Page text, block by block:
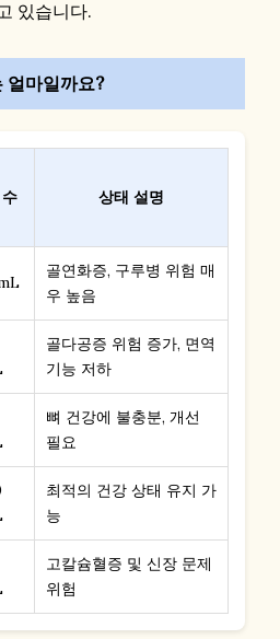
있습니다.
얼마일까요?
상태 설명
골연화증, 구루병 위험 매
우 높음
골다공증 위험 증가, 면역
기능 저하
뼈 건강에 불충분, 개선
필요
최적의 건강 상태 유지 가
능
고칼슘혈증 및 신장 문제
위험